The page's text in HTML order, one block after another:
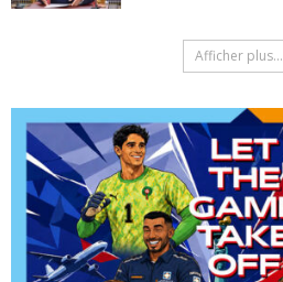
Afficher plus...